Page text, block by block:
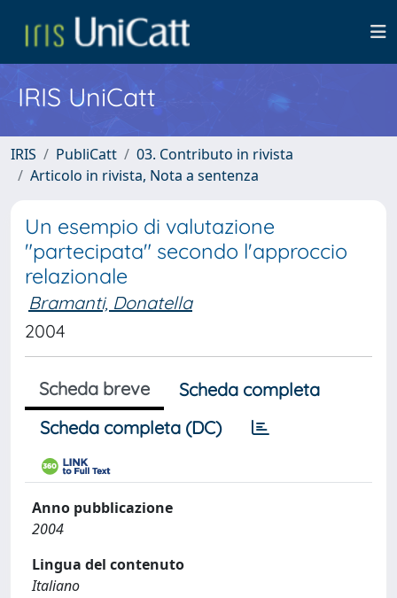
IRIS UniCatt
IRIS PubliCatt
03. Contributo in rivista
Articolo in rivista, Nota a sentenza
Un esempio di valutazione
"partecipata" secondo l'approccio
relazionale
Bramanti, Donatella
2004
Scheda breve
Scheda completa
Scheda completa (DC)
Anno pubblicazione
2004
Lingua del contenuto
Italiano